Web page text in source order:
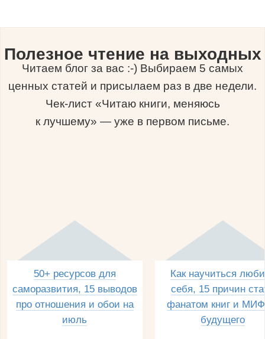
Полезное чтение на выходных
Читаем блог за вас :-) Выбираем 5 самых
ценных статей и присылаем раз в две недели.
Чек-лист «Читаю книги, меняюсь
к лучшему» — уже в первом письме.
50+ ресурсов для
саморазвития, 15 выводов
про отношения и обои на
июль
Как научиться
себя, 15 причин
фанатом книг и
будущего